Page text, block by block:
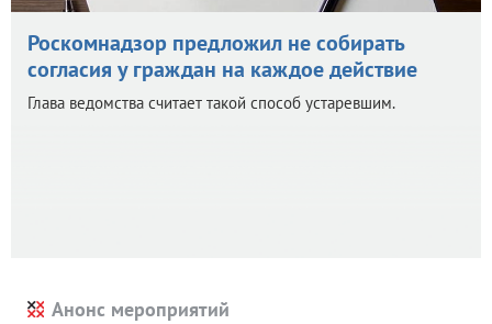
Роскомнадзор предложил не собирать
согласия у граждан на каждое действие
Глава ведомства считает такой способ устаревшим.
Анонс мероприятий